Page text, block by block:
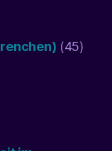
(45)